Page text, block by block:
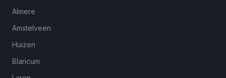
Almere
Amstelveen
Huizen
Blaricum